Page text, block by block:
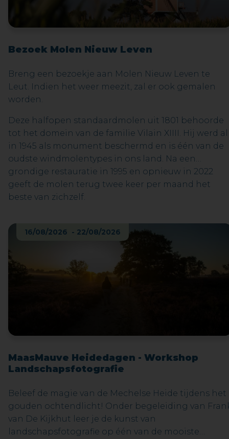
Bezoek Molen Nieuw Leven
Breng een bezoekje aan Molen Nieuw Leven te
Leut. Indien het weer meezit, zal er ook gemalen
worden.
Deze halfopen standaardmolen uit 1801 behoorde
tot het domein van de familie Vilain XIIII. Hij werd al
in 1945 als monument beschermd en is één van de
oudste windmolentypes in ons land. Na een
grondige restauratie in 1995 en opnieuw in 2022
geeft de molen terug twee keer per maand het
beste van zichzelf.
16/08/2026 - 22/08/2026
MaasMauve Heidedagen - Workshop
Landschapsfotografie
Beleef de magie van de Mechelse Heide tijdens het
gouden ochtendlicht! Onder begeleiding van
van De Kijkhut leer je de kunst van
landschapsfotografie op één van de mooiste